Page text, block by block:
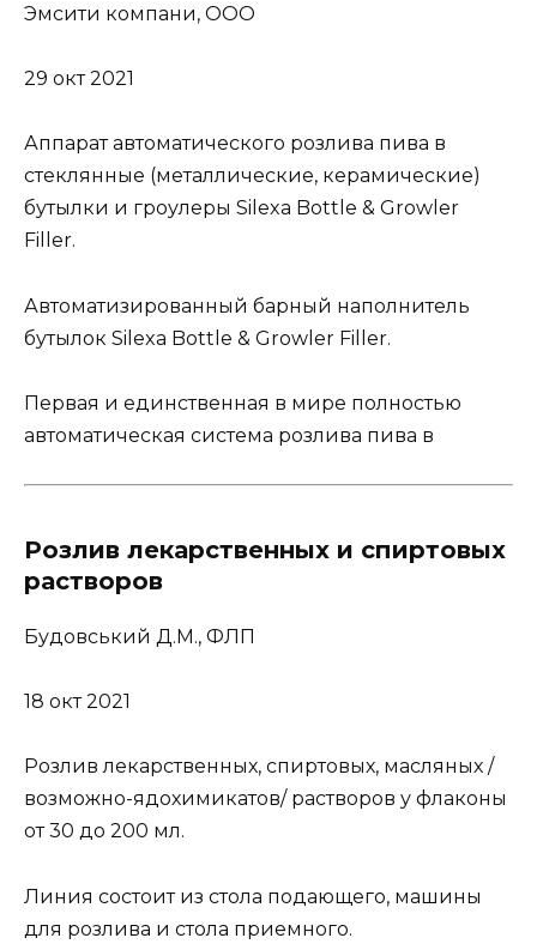
Эмсити компани, ООО
29 окт 2021
Аппарат автоматического розлива пива в
стеклянные (металлические, керамические)
бутылки и гроулеры Silexa Bottle & Growler
Filler.
Автоматизированный барный наполнитель
бутылок Silexa Bottle & Growler Filler.
Первая и единственная в мире полностью
автоматическая система розлива пива в
Розлив лекарственных и спиртовых
растворов
Будовський Д.М., ФЛП
18 окт 2021
Розлив лекарственных, спиртовых, масляных /
возможно-ядохимикатов/ растворов у флаконы
от 30 до 200 мл.
Линия состоит из стола подающего, машины
для розлива и стола приемного.